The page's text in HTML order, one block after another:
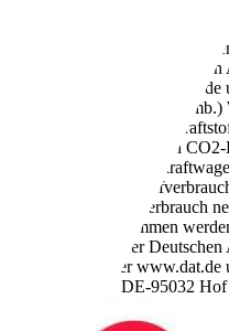
Stromverbrauch
entnommen
bei der
unter
163 g/km (komb.)
offiziellen
spezifischen
Stromverbrauch
entnommen
bei der
unter
DE-95032 Hof